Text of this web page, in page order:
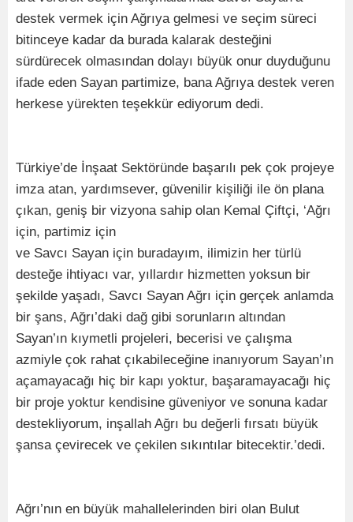
destek vermek için Ağrıya gelmesi ve seçim süreci
bitinceye kadar da burada kalarak desteğini
sürdürecek olmasından dolayı büyük onur duyduğunu
ifade eden Sayan partimize, bana Ağrıya destek veren
herkese yürekten teşekkür ediyorum dedi.
Türkiye’de İnşaat Sektöründe başarılı pek çok projeye
imza atan, yardımsever, güvenilir kişiliği ile ön plana
çıkan, geniş bir vizyona sahip olan Kemal Çiftçi, ‘Ağrı
için, partimiz için
ve Savcı Sayan için buradayım, ilimizin her türlü
desteğe ihtiyacı var, yıllardır hizmetten yoksun bir
şekilde yaşadı, Savcı Sayan Ağrı için gerçek anlamda
bir şans, Ağrı’daki dağ gibi sorunların altından
Sayan’ın kıymetli projeleri, becerisi ve çalışma
azmiyle çok rahat çıkabileceğine inanıyorum Sayan’ın
açamayacağı hiç bir kapı yoktur, başaramayacağı hiç
bir proje yoktur kendisine güveniyor ve sonuna kadar
destekliyorum, inşallah Ağrı bu değerli fırsatı büyük
şansa çevirecek ve çekilen sıkıntılar bitecektir.’dedi.
Ağrı’nın en büyük mahallelerinden biri olan Bulut